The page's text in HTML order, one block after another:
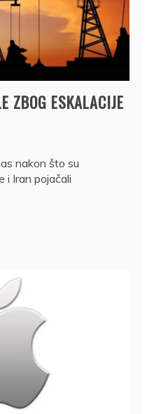
ZBOG ESKALACIJE
nakon što su
i Iran pojačali